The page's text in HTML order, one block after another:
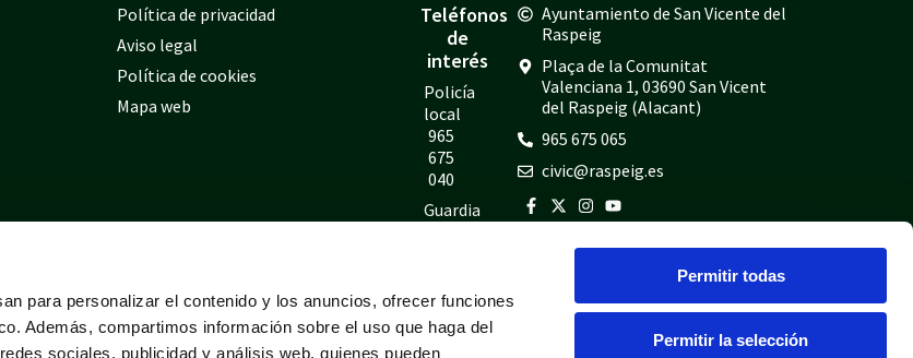
para personalizar el contenido y los anuncios, ofrecer funciones
Además, compartimos información sobre el uso que haga del
sociales, publicidad y análisis web, quienes pueden
Permitir todas
Permitir la selección
Política de privacidad
Aviso legal
Política de cookies
Mapa web
Teléfonos
de
interés
Policía
local
965
675
040
Guardia
814
Bomberos
Ayuntamiento de San Vicente del
Raspeig
Plaça de la Comunitat
Valenciana 1, 03690 San Vicent
del Raspeig (Alacant)
965 675 065
civic@raspeig.es